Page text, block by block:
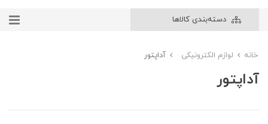
دسته‌بندی کالاها
خانه لوازم الکترونیکی آداپتور
آداپتور